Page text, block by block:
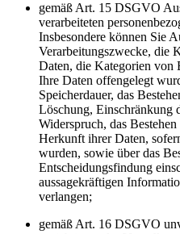
gemäß Art. 15 DSGVO
verarbeiteten
Insbesondere können Sie
Verarbeitungszwecke, die
Daten, die Kategorien von
Ihre Daten offengelegt
Speicherdauer, das
Löschung, Einschränkung
Widerspruch, das
Herkunft ihrer Daten,
wurden, sowie über das
Entscheidungsfindung
aussagekräftigen
verlangen;
gemäß Art. 16 DSGVO